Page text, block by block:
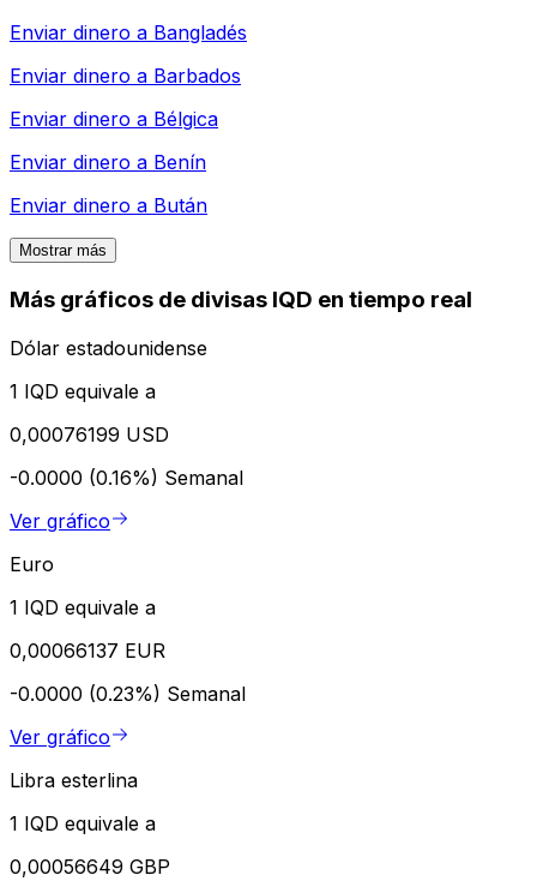
Enviar dinero a Bangladés
Enviar dinero a Barbados
Enviar dinero a Bélgica
Enviar dinero a Benín
Enviar dinero a Bután
Mostrar más
Más gráficos de divisas IQD en tiempo real
Dólar estadounidense
1 IQD equivale a
0,00076199 USD
-0.0000 (0.16%) Semanal
Ver gráfico
Euro
1 IQD equivale a
0,00066137 EUR
-0.0000 (0.23%) Semanal
Ver gráfico
Libra esterlina
1 IQD equivale a
0,00056649 GBP